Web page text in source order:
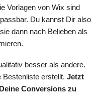
Vorlagen von Wix sind
Du kannst Dir also
dann nach Belieben als
besser als andere.
erstellt. Jetzt
Conversions zu